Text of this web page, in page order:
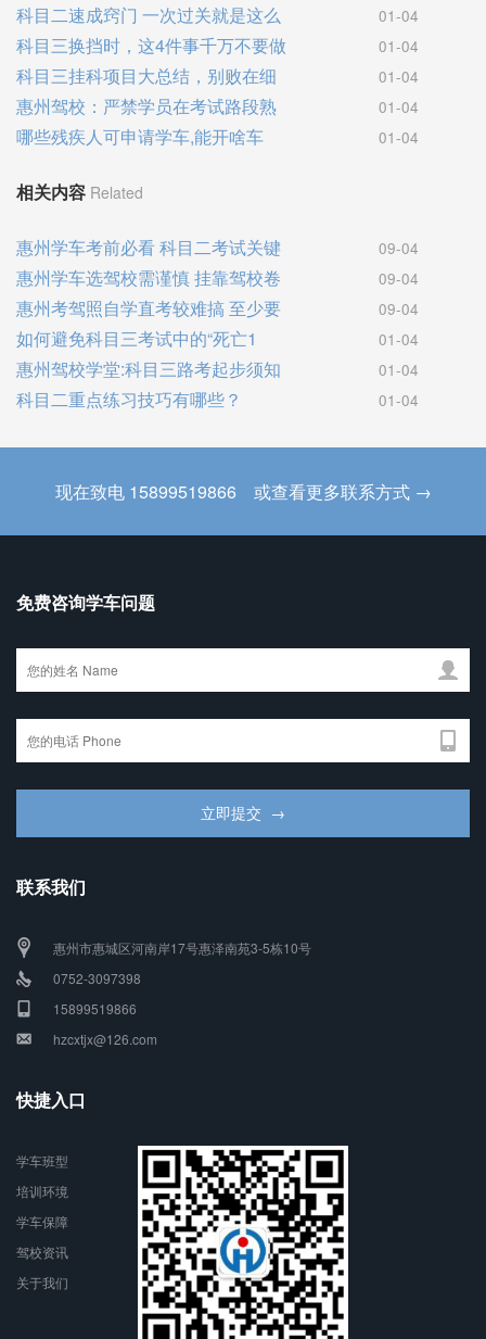
科目二速成窍门 一次过关就是这么 01-04
科目三换挡时，这4件事千万不要做 01-04
科目三挂科项目大总结，别败在细 01-04
惠州驾校：严禁学员在考试路段熟 01-04
哪些残疾人可申请学车,能开啥车 01-04
相关内容 Related
惠州学车考前必看 科目二考试关键 09-04
惠州学车选驾校需谨慎 挂靠驾校卷 09-04
惠州考驾照自学直考较难搞 至少要 09-04
如何避免科目三考试中的“死亡1 01-04
惠州驾校学堂:科目三路考起步须知 01-04
科目二重点练习技巧有哪些？ 01-04
现在致电 15899519866 或查看更多联系方式 →
免费咨询学车问题
联系我们
惠州市惠城区河南岸17号惠泽南苑3-5栋10号
0752-3097398
15899519866
hzcxtjx@126.com
快捷入口
学车班型
培训环境
学车保障
驾校资讯
关于我们